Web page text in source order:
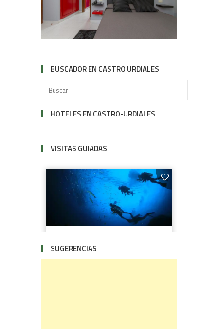
BUSCADOR EN CASTRO URDIALES
HOTELES EN CASTRO-URDIALES
VISITAS GUIADAS
SUGERENCIAS